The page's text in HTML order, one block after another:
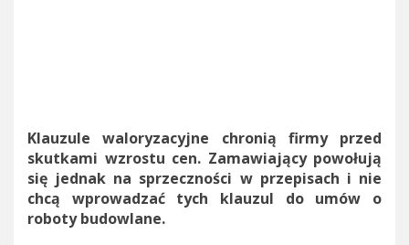
Klauzule waloryzacyjne chronią firmy przed
skutkami wzrostu cen. Zamawiający powołują
się jednak na sprzeczności w przepisach i nie
chcą wprowadzać tych klauzul do umów o
roboty budowlane.